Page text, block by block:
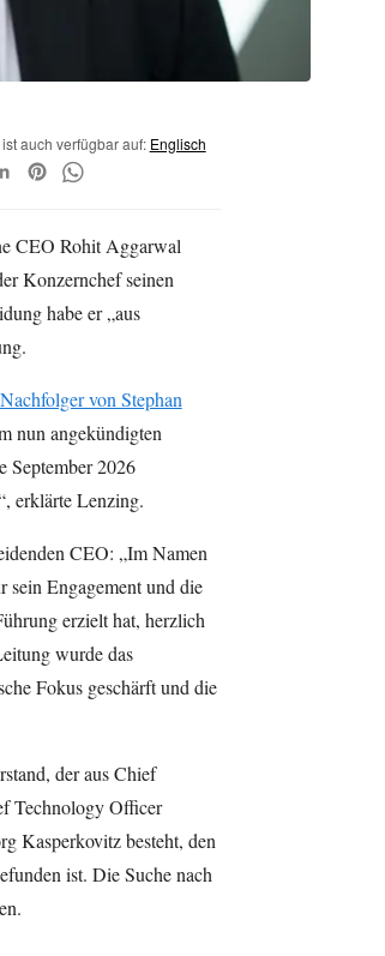
auch verfügbar auf: Englisch
CEO Rohit Aggarwal
Konzernchef seinen
habe er „aus
Nachfolger von Stephan
nun angekündigten
September 2026
erklärte Lenzing.
CEO: „Im Namen
Engagement und die
erzielt hat, herzlich
wurde das
Fokus geschärft und die
der aus Chief
Technology Officer
Kasperkovitz besteht, den
ist. Die Suche nach